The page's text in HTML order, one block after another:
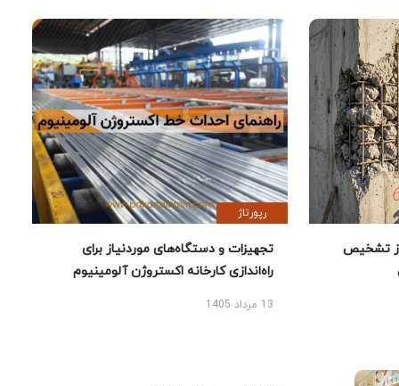
تشخیص
رپورتاژ
تجهیزات و دستگاه‌های موردنیاز برای
راه‌اندازی کارخانه اکستروژن آلومینیوم
13 مرداد 1405